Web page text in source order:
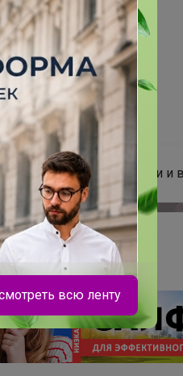
из пристрой в пути и
всю ленту